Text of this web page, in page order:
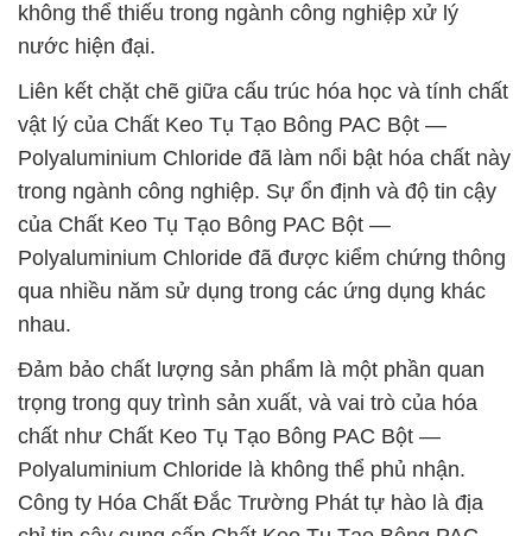
không thể thiếu trong ngành công nghiệp xử lý
nước hiện đại.
Liên kết chặt chẽ giữa cấu trúc hóa học và tính chất
vật lý của Chất Keo Tụ Tạo Bông PAC Bột —
Polyaluminium Chloride đã làm nổi bật hóa chất này
trong ngành công nghiệp. Sự ổn định và độ tin cậy
của Chất Keo Tụ Tạo Bông PAC Bột —
Polyaluminium Chloride đã được kiểm chứng thông
qua nhiều năm sử dụng trong các ứng dụng khác
nhau.
Đảm bảo chất lượng sản phẩm là một phần quan
trọng trong quy trình sản xuất, và vai trò của hóa
chất như Chất Keo Tụ Tạo Bông PAC Bột —
Polyaluminium Chloride là không thể phủ nhận.
Công ty Hóa Chất Đắc Trường Phát tự hào là địa